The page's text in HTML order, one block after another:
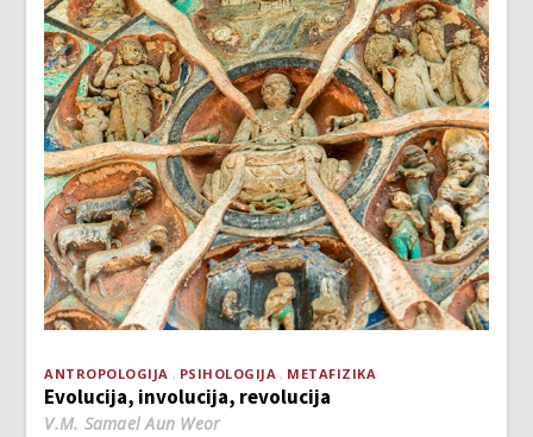
ANTROPOLOGIJA PSIHOLOGIJA METAFIZIKA
Evolucija, involucija, revolucija
V.M. Samael Aun Weor